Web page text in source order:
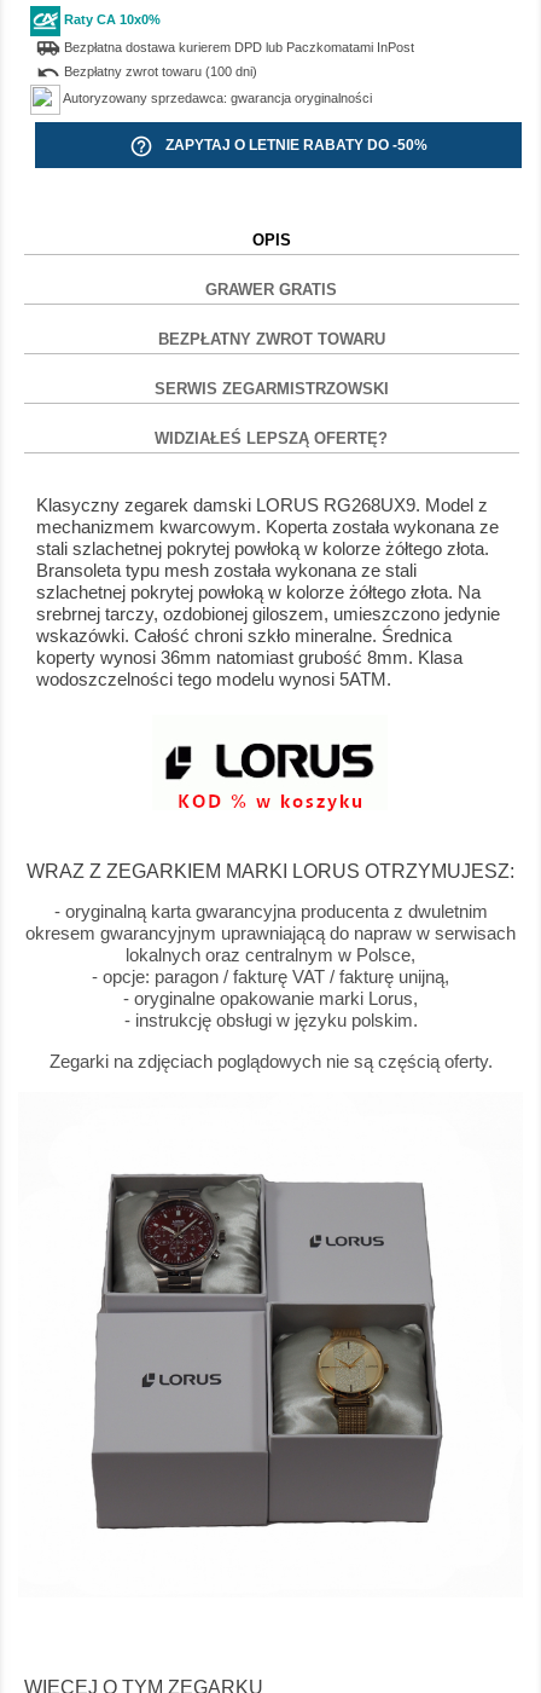
Raty CA 10x0%
airport_shuttleBezpłatna dostawa kurierem DPD lub Paczkomatami InPost
undo Bezpłatny zwrot towaru (100 dni)
Autoryzowany sprzedawca: gwarancja oryginalności
help_outline ZAPYTAJ O LETNIE RABATY DO -50%
OPIS
GRAWER GRATIS
BEZPŁATNY ZWROT TOWARU
SERWIS ZEGARMISTRZOWSKI
WIDZIAŁEŚ LEPSZĄ OFERTĘ?
Klasyczny zegarek damski LORUS RG268UX9. Model z
mechanizmem kwarcowym. Koperta została wykonana ze
stali szlachetnej pokrytej powłoką w kolorze żółtego złota.
Bransoleta typu mesh została wykonana ze stali
szlachetnej pokrytej powłoką w kolorze żółtego złota. Na
srebrnej tarczy, ozdobionej giloszem, umieszczono jedynie
wskazówki. Całość chroni szkło mineralne. Średnica
koperty wynosi 36mm natomiast grubość 8mm. Klasa
wodoszczelności tego modelu wynosi 5ATM.
WRAZ Z ZEGARKIEM MARKI LORUS OTRZYMUJESZ:
- oryginalną karta gwarancyjna producenta z dwuletnim
okresem gwarancyjnym uprawniającą do napraw w serwisach
lokalnych oraz centralnym w Polsce,
- opcje: paragon / fakturę VAT / fakturę unijną,
- oryginalne opakowanie marki Lorus,
- instrukcję obsługi w języku polskim.
Zegarki na zdjęciach poglądowych nie są częścią oferty.
WIĘCEJ O TYM ZEGARKU